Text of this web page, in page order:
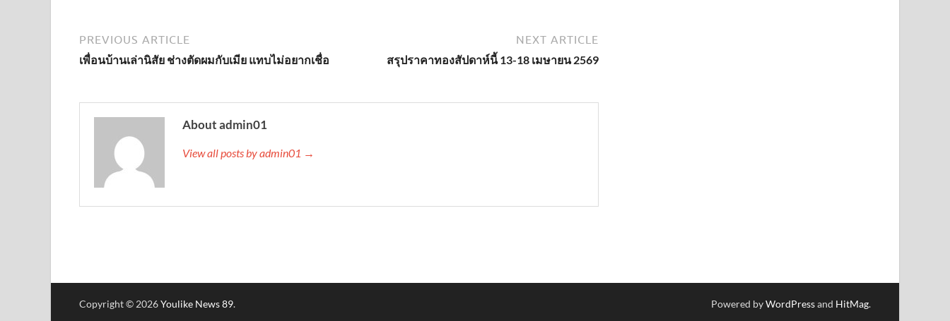
PREVIOUS ARTICLE
เพื่อนบ้านเล่านิสัย ช่างตัดผมกับเมีย แทบไม่อยากเชื่อ
NEXT ARTICLE
สรุปราคาทองสัปดาห์นี้ 13-18 เมษายน 2569
About admin01
View all posts by admin01 →
Copyright © 2026Youlike News 89. Powered byWordPressand HitMag.